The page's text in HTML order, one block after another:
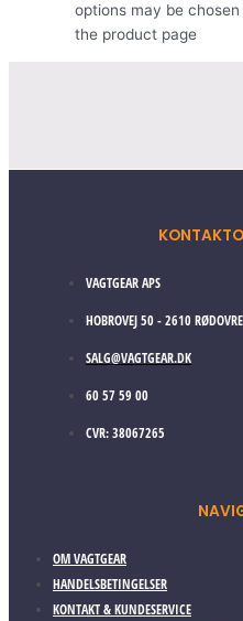
options may be chosen
the product page
VAGTGEAR APS
HOBROVEJ 50 - 2610 RØDOVRE
SALG@VAGTGEAR.DK
60 57 59 00
CVR: 38067265
OM VAGTGEAR
HANDELSBETINGELSER
KONTAKT & KUNDESERVICE